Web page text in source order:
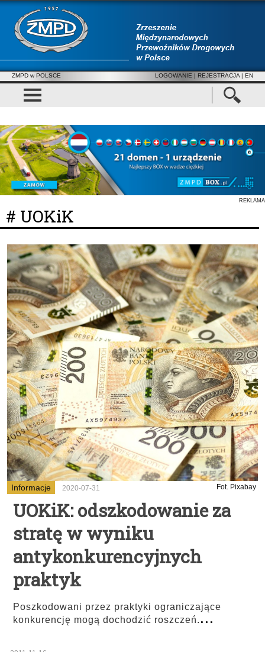
ZMPD w POLSCE LOGOWANIE | REJESTRACJA | EN
REKLAMA
# UOKiK
Informacje 2020-07-31 Fot. Pixabay
UOKiK: odszkodowanie za
stratę w wyniku
antykonkurencyjnych
praktyk
Poszkodowani przez praktyki ograniczające
konkurencję mogą dochodzić roszczeń....